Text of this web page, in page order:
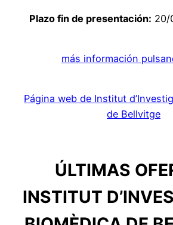
Plazo fin de presentación: 20/
más información
Página web de Institut
de Bellvitge
ÚLTIMAS
INSTITUT